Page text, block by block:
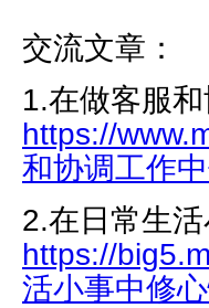
交流文章：
1.在做客服
https://
和协调工作
2.在日常生
https://
活小事中修